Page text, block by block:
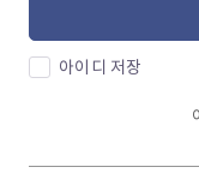
아이디 저장